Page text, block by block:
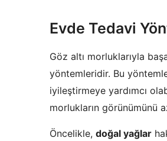
Evde Tedavi
Göz altı morluklarıyla
yöntemleridir. Bu
iyileştirmeye yardımcı
morlukların görünümünü
Öncelikle, doğal yağlar